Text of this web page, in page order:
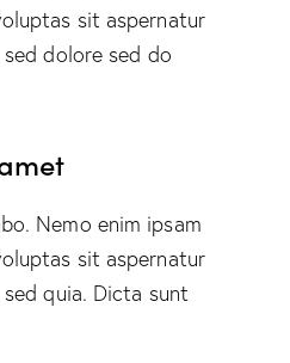
sit aspernatur
dolore sed do
Nemo enim ipsam
sit aspernatur
quia. Dicta sunt